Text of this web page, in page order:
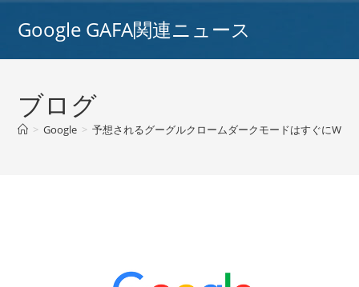
Google GAFA関連ニュース
ブログ
> Google > 予想されるグーグルクロームダークモードはすぐに